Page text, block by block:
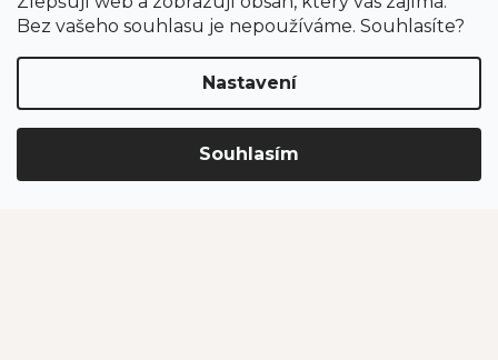
Bez vašeho souhlasu je nepoužíváme. Souhlasíte?
Nastavení
Souhlasím
Odběr newsletteru
PŘIHLÁSIT SE